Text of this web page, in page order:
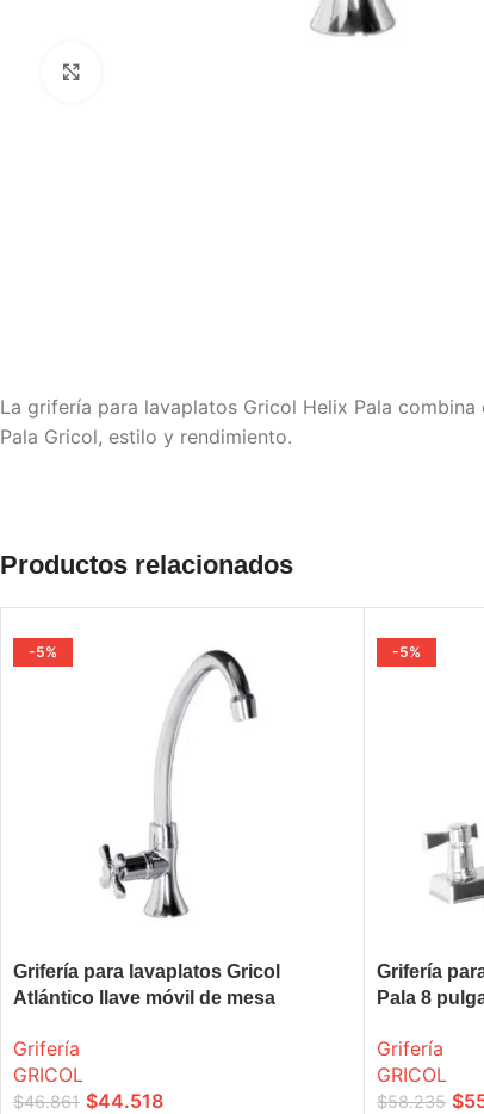
La grifería para lavaplatos Gricol Helix Pala
Pala Gricol, estilo y rendimiento.
Productos relacionados
-5%
Grifería para lavaplatos Gricol
Atlántico llave móvil de mesa
Grifería
GRICOL
$46.861 $44.518
-5%
Grifería
Pala 8
Grifería
GRICOL
$58.235 $